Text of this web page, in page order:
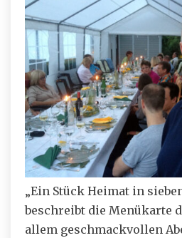
„Ein Stück Heimat in
beschreibt die Menükarte
allem geschmackvollen